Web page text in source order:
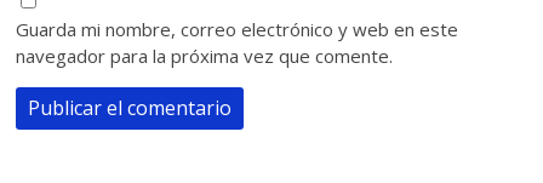
Guarda mi nombre, correo electrónico y web en este
navegador para la próxima vez que comente.